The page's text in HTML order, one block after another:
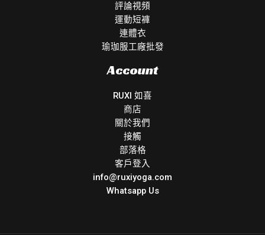
評論視頻
運動短褲
連體衣
瑜珈服工廠批發
Account
RUXI 如喜
商店
關於我們
接觸
部落格
客戶登入
info@ruxiyoga.com
Whatsapp Us